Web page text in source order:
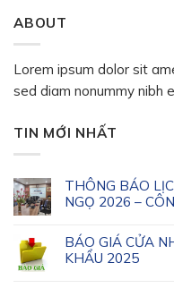
ABOUT
Lorem ipsum dolor sit
sed diam nonummy nibh
TIN MỚI NHẤT
THÔNG BÁO
NGỌ 2026 –
BÁO GIÁ CỬA
KHẨU 2025